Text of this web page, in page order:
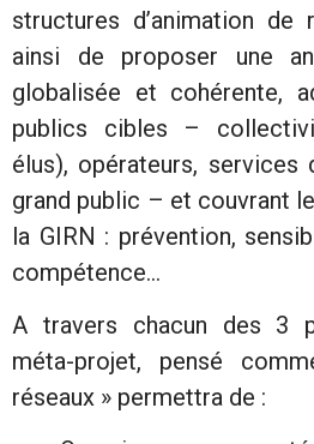
structures d’animation de
ainsi de proposer une
globalisée et cohérente,
publics cibles –
élus), opérateurs, services
grand public – et couvrant
la GIRN : prévention,
compétence…
A travers chacun des 3
méta-projet, pensé
réseaux » permettra de :